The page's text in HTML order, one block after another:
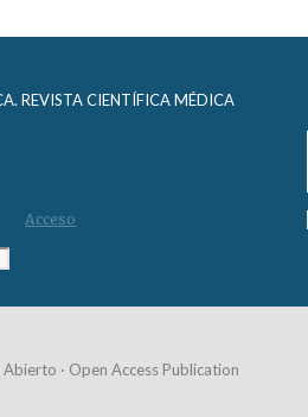
REVISTA CIENTÍFICA MÉDICA
Acceso
· Open Access Publication